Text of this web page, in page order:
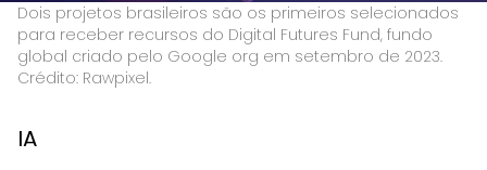
Dois projetos brasileiros são os primeiros selecionados
para receber recursos do Digital Futures Fund, fundo
global criado pelo Google org em setembro de 2023.
Crédito: Rawpixel.
IA